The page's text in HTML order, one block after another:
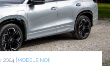
| MODELE NOI